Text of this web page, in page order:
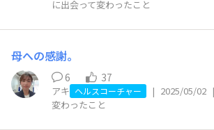
に出会って変わったこと
母への感謝。
6 37
アキ ヘルスコーチャー | 2025/05/02 |
変わったこと